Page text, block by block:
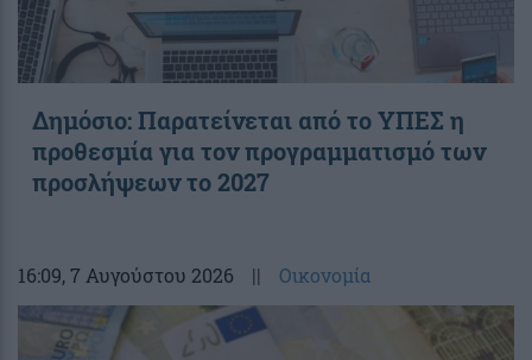
Δημόσιο: Παρατείνεται από το ΥΠΕΣ η
προθεσμία για τον προγραμματισμό των
προσλήψεων το 2027
16:09, 7 Αυγούστου 2026 || Οικονομία